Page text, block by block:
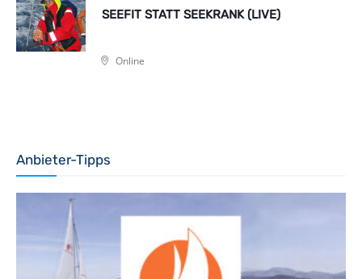
SEEFIT STATT SEEKRANK (LIVE)
Online
Anbieter-Tipps